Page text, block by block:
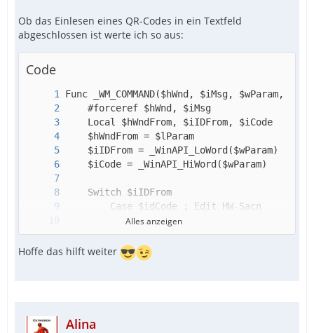
Ob das Einlesen eines QR-Codes in ein Textfeld
abgeschlossen ist werte ich so aus:
Code
Alles anzeigen
Hoffe das hilft weiter
Alina